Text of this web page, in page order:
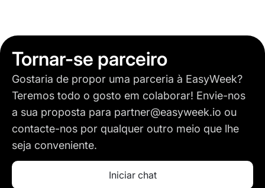
Tornar-se parceiro
Gostaria de propor uma parceria à EasyWeek?
Teremos todo o gosto em colaborar! Envie-nos
a sua proposta para partner@easyweek.io ou
contacte-nos por qualquer outro meio que lhe
seja conveniente.
Iniciar chat